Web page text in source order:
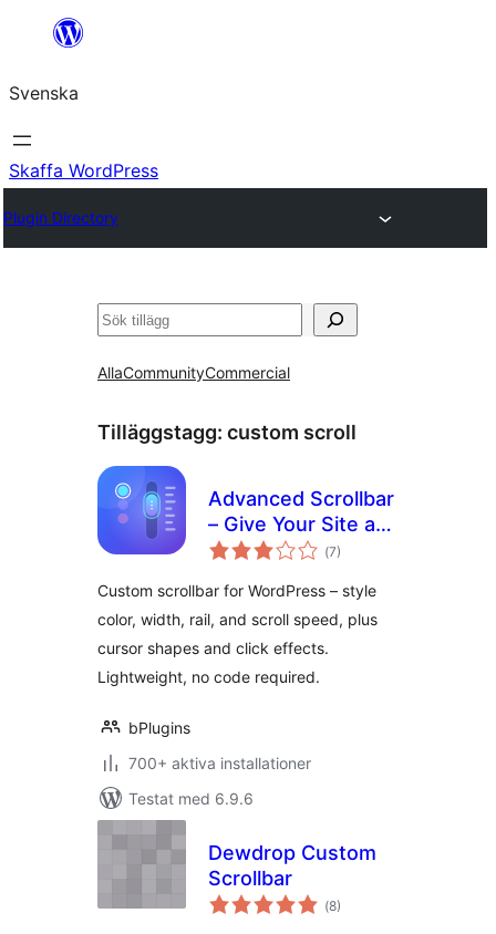
Hoppa
innehåll
Svenska
Skaffa WordPress
Plugin Directory
Sök
AllaCommunityCommercial
Tilläggstagg: custom scroll
Advanced Scrollbar
– Give Your Site a
Sleek Branded
(Totalt
antal
7)
Custom scrollbar for WordPress – style
color, width, rail, and scroll speed, plus
cursor shapes and click effects.
Lightweight, no code required.
bPlugins
700+ aktiva installationer
Testat med 6.9.6
Dewdrop Custom
Scrollbar
(Totalt
antal
8)